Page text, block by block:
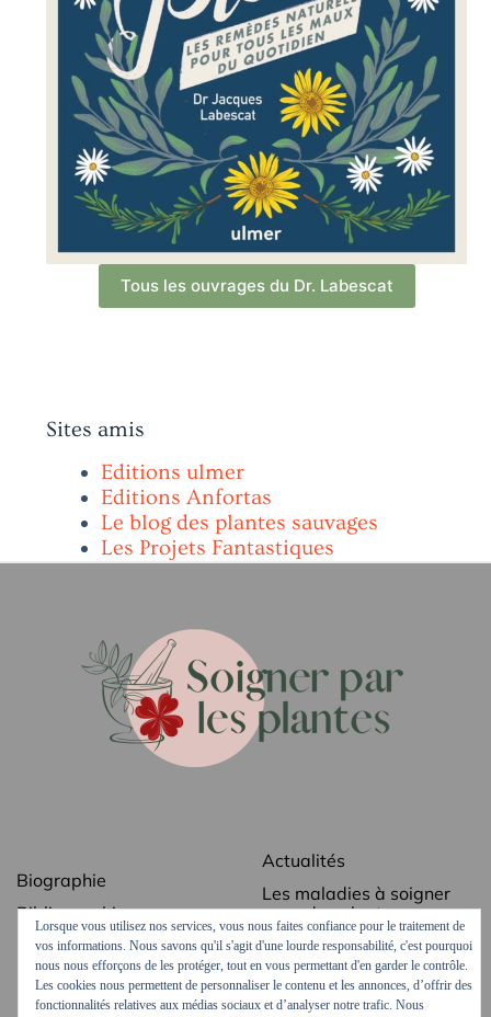
Tous les ouvrages du Dr. Labescat
Sites amis
Editions ulmer
Editions Anfortas
Le blog des plantes sauvages
Les Projets Fantastiques
Biographie
Bibliographie
Revue de presse
Contact
Mentions légales
Actualités
Les maladies à soigner
avec des plantes
Les secrets des plantes
médicinales
Ordonnances vertes
Lorsque vous utilisez nos services, vous nous faites confiance pour le traitement de
vos informations. Nous savons qu'il s'agit d'une lourde responsabilité, c'est pourquoi
nous nous efforçons de les protéger, tout en vous permettant d'en garder le contrôle.
Les cookies nous permettent de personnaliser le contenu et les annonces, d’offrir des
fonctionnalités relatives aux médias sociaux et d’analyser notre trafic. Nous